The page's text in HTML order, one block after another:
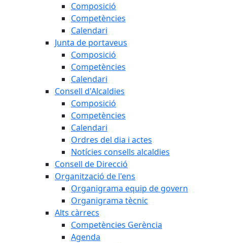
Composició
Competències
Calendari
Junta de portaveus
Composició
Competències
Calendari
Consell d'Alcaldies
Composició
Competències
Calendari
Ordres del dia i actes
Notícies consells alcaldies
Consell de Direcció
Organització de l'ens
Organigrama equip de govern
Organigrama tècnic
Alts càrrecs
Competències Gerència
Agenda